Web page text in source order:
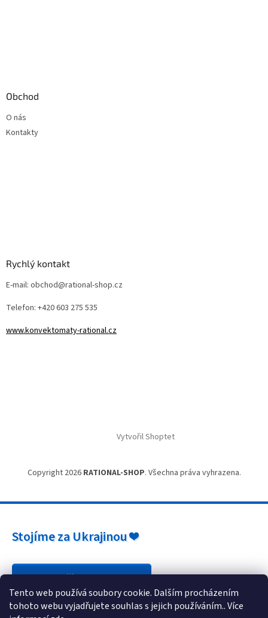
Tento web používá soubory cookie. Dalším procházením
tohoto webu vyjadřujete souhlas s jejich používáním.. Více
Obchod
O nás
Kontakty
Rychlý kontakt
E-mail: obchod@rational-shop.cz
Telefon: +420 603 275 535
www.konvektomaty-rational.cz
Vytvořil Shoptet
Copyright 2026 RATIONAL-SHOP. Všechna práva vyhrazena.
Stojíme za Ukrajinou ❤️
Jak a čím pomoci »